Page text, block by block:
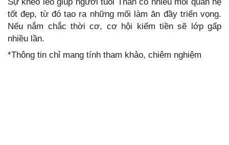
tốt đẹp, từ đó tạo ra những mối làm ăn đầy triển vọng.
Nếu nắm chắc thời cơ, cơ hội kiếm tiền sẽ lớp gấp
nhiều lần.
*Thông tin chỉ mang tính tham khảo, chiêm nghiệm